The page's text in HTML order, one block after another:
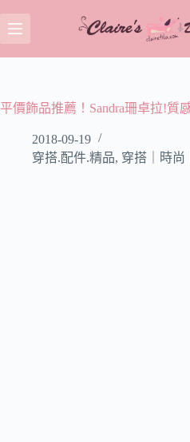
至
主
容
平價飾品推薦！Sandra珊卓拉!質
2018-09-19
穿搭.配件.精品, 穿搭｜時尚